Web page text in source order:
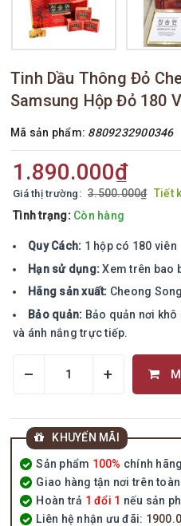
Tinh Dầu Thông Đỏ
Samsung Hộp Đỏ 180
Mã sản phẩm: 8809232900346
1.890.000₫
Giá thị trường: 3.500.000₫ Tiết
Tình trạng: Còn hàng
Quy Cách: 1 hộp có 180 viên
Hạn sử dụng:Xem trên bao
Hãng sản xuất: Cheong
Bảo quản: Bảo quản nơi
và ánh nắng trực tiếp.
– +
KHUYẾN MÃI
Sản phẩm 100% chính
Giao hàng tận nơi trên
Hoàn trả 1 đổi 1 nếu sản
Liên hệ nhận ưu đãi: